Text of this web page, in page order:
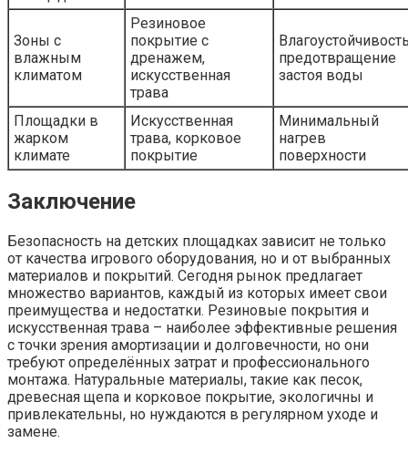
Зоны с
влажным
климатом
Резиновое
покрытие с
дренажем,
искусственная
трава
предотвращение
застоя воды
Площадки в
жарком
климате
Искусственная
трава, корковое
покрытие
Минимальный
нагрев
поверхности
Заключение
Безопасность на детских площадках зависит не только
от качества игрового оборудования, но и от выбранных
материалов и покрытий. Сегодня рынок предлагает
множество вариантов, каждый из которых имеет свои
преимущества и недостатки. Резиновые покрытия и
искусственная трава – наиболее эффективные решения
с точки зрения амортизации и долговечности, но они
требуют определённых затрат и профессионального
монтажа. Натуральные материалы, такие как песок,
древесная щепа и корковое покрытие, экологичны и
привлекательны, но нуждаются в регулярном уходе и
замене.